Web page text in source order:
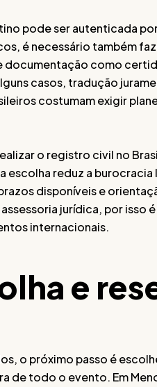
pode ser autenticada
é necessário também
como
casos, tradução
costumam exigir
o registro civil no
escolha reduz a
disponíveis e
jurídica, por isso
internacionais.
e
o próximo passo é
de todo o evento. Em